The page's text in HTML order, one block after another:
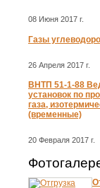
08 Июня 2017 г.
Газы
26 Апреля 2017 г.
ВНТП 51-1-88
установок по
газа,
(временные)
20 Февраля 2017 г.